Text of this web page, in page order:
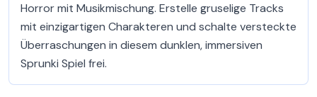
Horror mit Musikmischung. Erstelle gruselige Tracks
mit einzigartigen Charakteren und schalte versteckte
Überraschungen in diesem dunklen, immersiven
Sprunki Spiel frei.